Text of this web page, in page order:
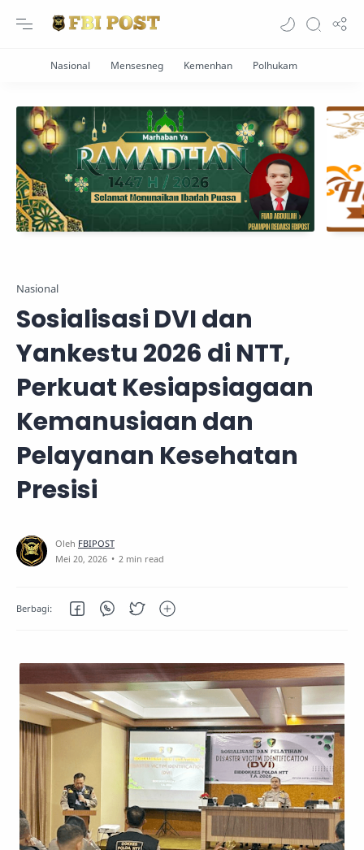
Nasional
Sosialisasi DVI dan
Yankestu 2026 di NTT,
Perkuat Kesiapsiagaan
Kemanusiaan dan
Pelayanan Kesehatan
Presisi
2 min read